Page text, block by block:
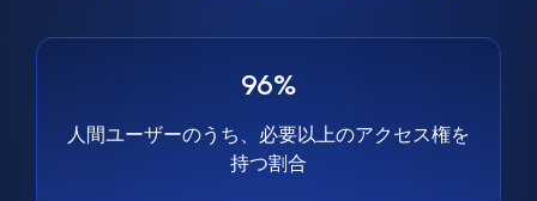
96%
人間ユーザーのうち、必要以上のアクセス権を
持つ割合